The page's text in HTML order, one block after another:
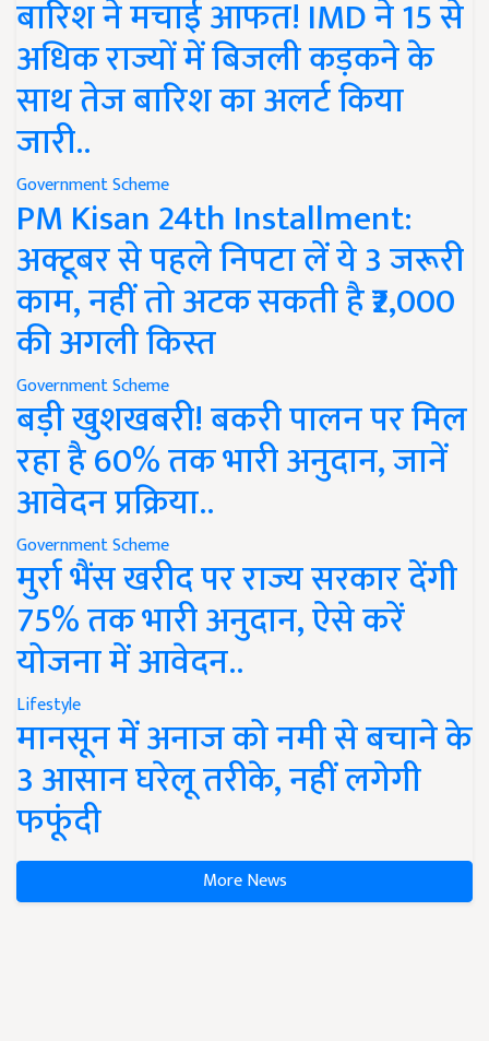
बारिश ने मचाई आफत! IMD ने 15 से
अधिक राज्यों में बिजली कड़कने के
साथ तेज बारिश का अलर्ट किया
जारी..
Government Scheme
PM Kisan 24th Installment:
अक्टूबर से पहले निपटा लें ये 3 जरूरी
काम, नहीं तो अटक सकती है ₹2,000
की अगली किस्त
Government Scheme
बड़ी खुशखबरी! बकरी पालन पर मिल
रहा है 60% तक भारी अनुदान, जानें
आवेदन प्रक्रिया..
Government Scheme
मुर्रा भैंस खरीद पर राज्य सरकार देंगी
75% तक भारी अनुदान, ऐसे करें
योजना में आवेदन..
Lifestyle
मानसून में अनाज को नमी से बचाने के
3 आसान घरेलू तरीके, नहीं लगेगी
फफूंदी
More News